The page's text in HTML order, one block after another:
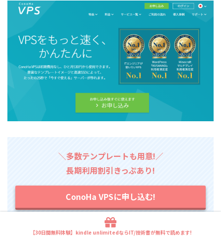
＼多数テンプレートも用意!／
長期利用割引きっぷあり!
ConoHa VPSに申し込む!
【30日間無料体験】kindle unlimitedならIT/技術書が無料で読めます!